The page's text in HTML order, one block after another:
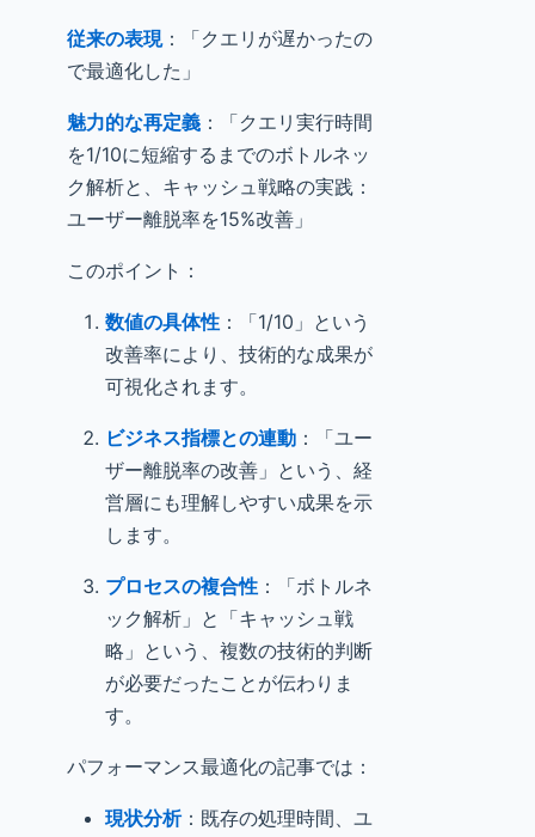
従来の表現：「クエリが遅かったの
で最適化した」
魅力的な再定義 ：「クエリ実行時間
を1/10に短縮するまでのボトルネッ
ク解析と、キャッシュ戦略の実践：
ユーザー離脱率を15%改善」
このポイント：
数値の具体性 ：「1/10」という
改善率により、技術的な成果が
可視化されます。
ビジネス指標との連動 ：「ユー
ザー離脱率の改善」という、経
営層にも理解しやすい成果を示
します。
プロセスの複合性 ：「ボトルネ
ック解析」と「キャッシュ戦
略」という、複数の技術的判断
が必要だったことが伝わりま
す。
パフォーマンス最適化の記事では：
現状分析：既存の処理時間、ユ